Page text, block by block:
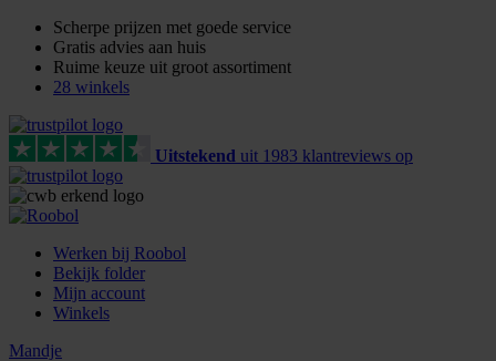
Scherpe prijzen met goede service
Gratis advies aan huis
Ruime keuze uit groot assortiment
28 winkels
Uitstekend uit 1983 klantreviews op
Werken bij Roobol
Bekijk folder
Mijn account
Winkels
Mandje